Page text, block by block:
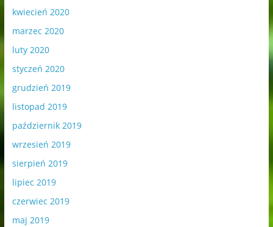
kwiecień 2020
marzec 2020
luty 2020
styczeń 2020
grudzień 2019
listopad 2019
październik 2019
wrzesień 2019
sierpień 2019
lipiec 2019
czerwiec 2019
maj 2019